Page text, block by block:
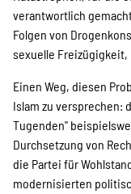
verantwortlich
Folgen von
sexuelle
Einen Weg, diesen
Islam zu versprechen:
Tugenden"
Durchsetzung von
die Partei für
modernisierten